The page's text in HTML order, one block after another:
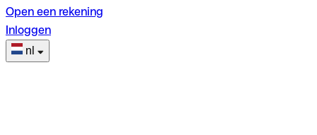
Open een rekening
Inloggen
nl